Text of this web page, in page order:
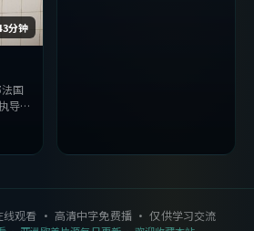
分钟
国
导，
，
有
线观看 · 高清中字免费播 · 仅供学习交流